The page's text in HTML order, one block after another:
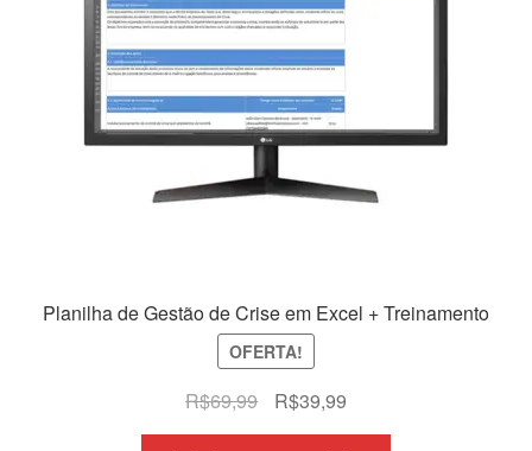
Planilha de Gestão de Crise em Excel + Treinamento
OFERTA!
R$69,99
O
preço
R$39,99O
preço